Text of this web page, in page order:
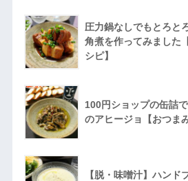
圧力鍋なしでもとろと
角煮を作ってみました
シピ】
100円ショップの缶詰
のアヒージョ【おつま
【脱・味噌汁】ハンド